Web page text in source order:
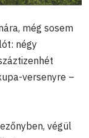
még sosem
négy
versenyre –
végül